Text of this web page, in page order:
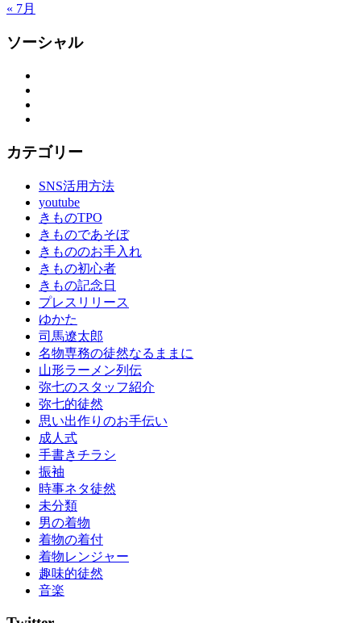
« 7月
ソーシャル
カテゴリー
SNS活用方法
youtube
きものTPO
きものであそぼ
きもののお手入れ
きもの初心者
きもの記念日
プレスリリース
ゆかた
司馬遼太郎
名物専務の徒然なるままに
山形ラーメン列伝
弥七のスタッフ紹介
弥七的徒然
思い出作りのお手伝い
成人式
手書きチラシ
振袖
時事ネタ徒然
未分類
男の着物
着物の着付
着物レンジャー
趣味的徒然
音楽